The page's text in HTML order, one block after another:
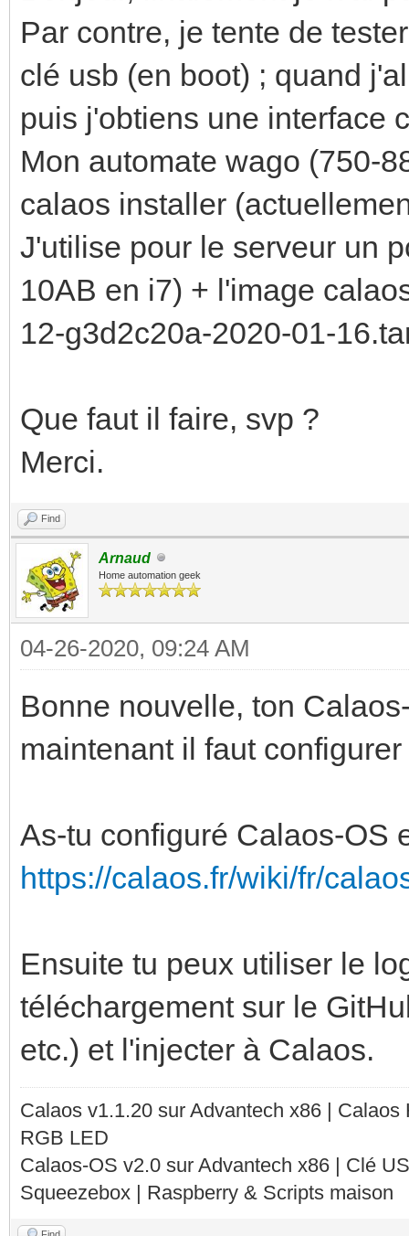
Par contre, je tente de
clé usb (en boot) ; quand
puis j'obtiens une interface
Mon automate wago (750-
calaos installer
J'utilise pour le serveur un
10AB en i7) + l'image
12-g3d2c20a-2020-01-
Que faut il faire, svp ?
Merci.
Find
Arnaud
Home automation geek
04-26-2020, 09:24 AM
Bonne nouvelle, ton
maintenant il faut
As-tu configuré Calaos-OS
https://calaos.fr/wiki/fr/
Ensuite tu peux utiliser le
téléchargement sur le
etc.) et l'injecter à Calaos.
Calaos v1.1.20 sur Advantech x86 |
RGB LED
Calaos-OS v2.0 sur Advantech x86 | Clé
Squeezebox | Raspberry & Scripts maison